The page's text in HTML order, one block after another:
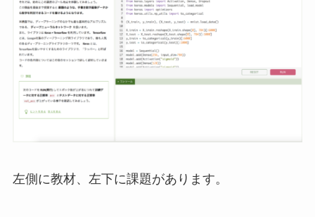
左側に教材、左下に課題があります。